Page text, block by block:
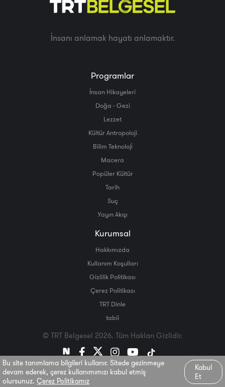
Bu site tanımlama bilgileri kullanır. Sitede gezinmeye
devam ederek, çerez kullanımımızı kabul etmiş
olursunuz. Çerez Politikamız
Kabul
Et
İnsanı anlamak hayatı anlamaktır.
Programlar
İnsan Hikayeleri
Doğa - Gezi
Lezzet
Kültür Antropoloji
Bilim Teknoloji̇
Macera
Popüler Kültür
Tarih
Suç
Yayın Akışı
Kurumsal
Hakkımızda
Kullanım Koşulları
Gizlilik Politikası
Çerez Politikası
TRT Dinle
tabii
© TRT Belgesel 2026. Tüm Hakları Gizlidir.